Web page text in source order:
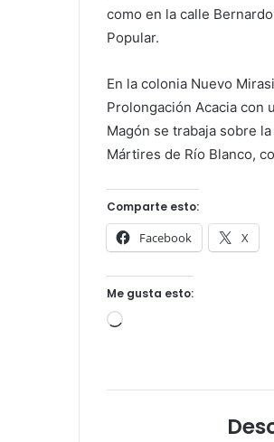
como en la calle
Popular.
En la colonia Nuevo
Prolongación Acacia con
Magón se trabaja sobre
Mártires de Río Blanco,
Comparte esto:
Facebook X
Me gusta esto:
Cargando...